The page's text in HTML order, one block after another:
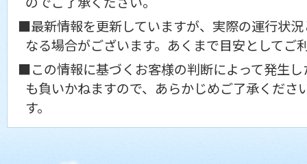
■最新情報を更新していますが、実際の運行状
なる場合がございます。あくまで目安としてご
■この情報に基づくお客様の判断によって発生
も負いかねますので、あらかじめご了承くださ
す。